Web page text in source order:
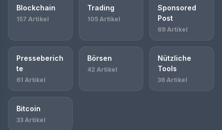
Blockchain
157 Artikel
Trading
105 Artikel
Sponsored
Post
69 Artikel
Presseberich
te
61 Artikel
Börsen
42 Artikel
Nützliche
Tools
36 Artikel
Bitcoin
33 Artikel